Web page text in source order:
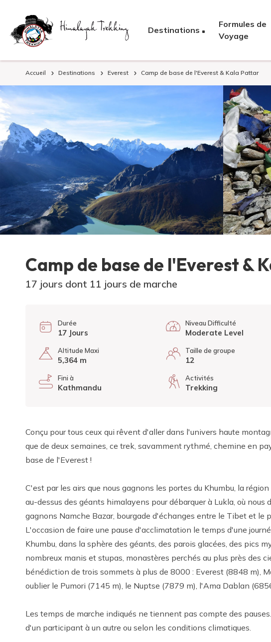
Destinations
Formules de
Voyage
Accueil Destinations Everest Camp de base de l'Everest & Kala Pattar
Camp de base de l'Everest &
17 jours dont 11 jours de marche
Durée
17 Jours
Niveau Difficulté
Moderate Level
Altitude Maxi
5,364 m
Taille de groupe
12
Fini à
Kathmandu
Activités
Trekking
Conçu pour tous ceux qui rêvent d'aller dans l'univers haute
que de deux semaines, ce trek, savamment rythmé, chemine en
base de l'Everest !
C'est par les airs que nous gagnons les portes du Khumbu, la
au-dessus des géants himalayens pour débarquer à Lukla, où
gagnons Namche Bazar, bourgade d'échanges entre le Tibet et le
L'occasion de faire une pause d'acclimatation le temps d'une
Khumbu, dans la sphère des géants, des parois glacées, des pics
nombreux manis et stupas, monastères perchés au plus près des
bénédiction de trois sommets à plus de 8000 : Everest (8848 m),
oublier le Pumori (7145 m), le Nuptse (7879 m), l'Ama Dablan (6856
Les temps de marche indiqués ne tiennent pas compte des
d'un participant à un autre ou selon les conditions climatiques.